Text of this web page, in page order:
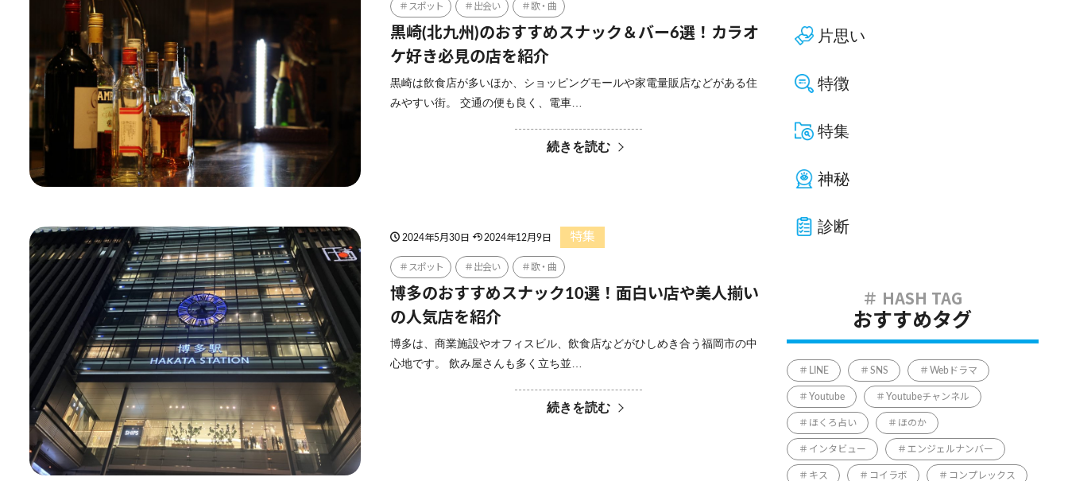
スポット 出会い 歌・曲
黒崎(北九州)のおすすめスナック＆バー6選！カラオ
ケ好き必見の店を紹介
黒崎は飲食店が多いほか、ショッピングモールや家電量販店などがある住
みやすい街。 交通の便も良く、電車…
続きを読む
2024年5月30日 2024年12月9日 特集
スポット 出会い 歌・曲
博多のおすすめスナック10選！面白い店や美人揃い
の人気店を紹介
博多は、商業施設やオフィスビル、飲食店などがひしめき合う福岡市の中
心地です。 飲み屋さんも多く立ち並…
続きを読む
片思い
特徴
特集
神秘
診断
おすすめタグ
LINE SNS Webドラマ
Youtube Youtubeチャンネル
ほくろ占い ほのか
インタビュー エンジェルナンバー
キス コイラボ コンプレックス